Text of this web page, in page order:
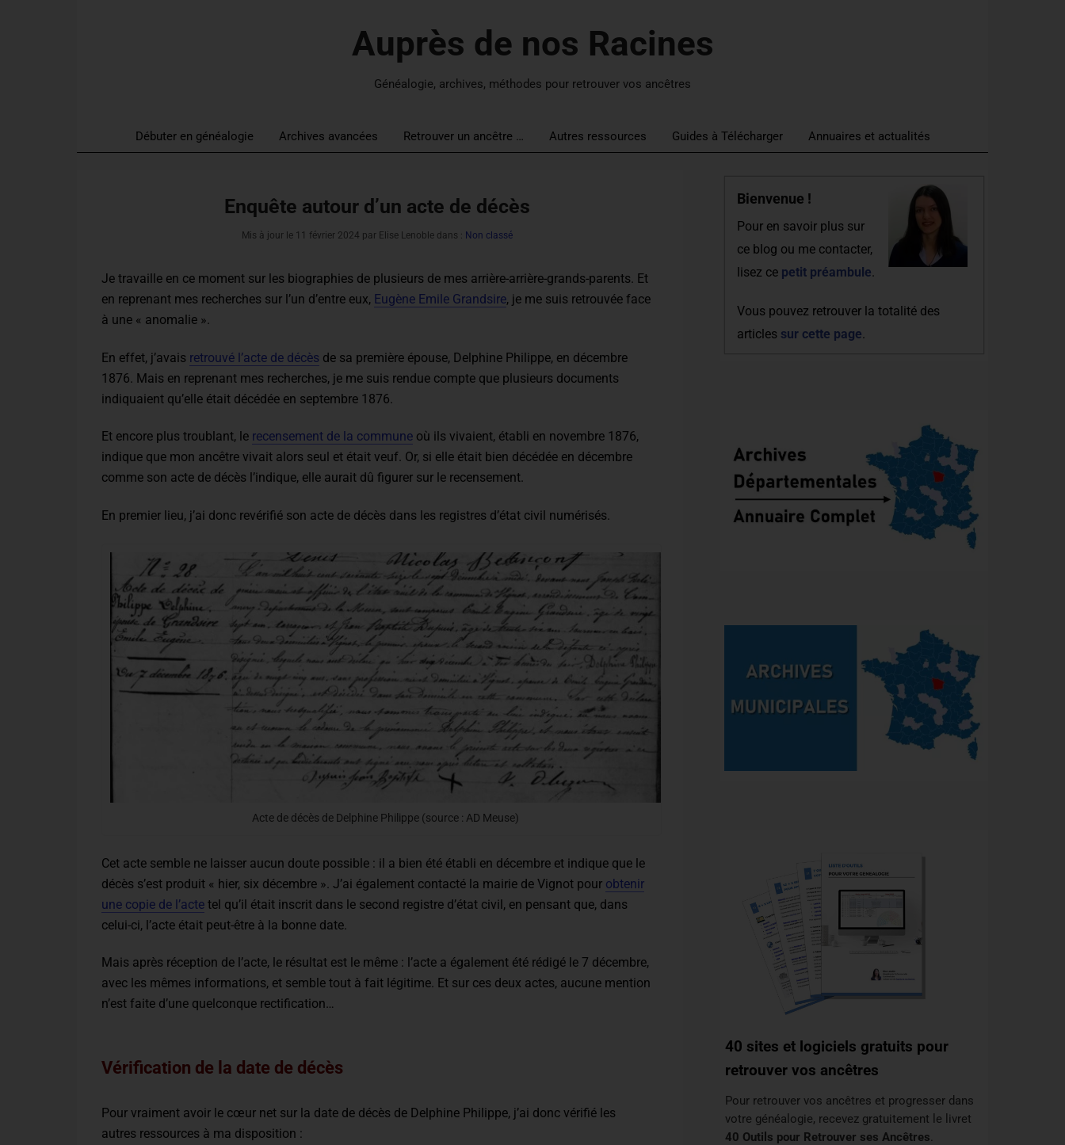
Auprès de nos Racines
Généalogie, archives, méthodes pour retrouver vos ancêtres
Débuter en généalogie Archives avancées Retrouver un ancêtre … Autres ressources Guides à Télécharger Annuaires et actualités
Enquête autour d’un acte de décès
Mis à jour le 11 février 2024 par Elise Lenoble dans : Non classé
Je travaille en ce moment sur les biographies de plusieurs de mes arrière-arrière-grands-parents. Et
en reprenant mes recherches sur l’un d’entre eux, Eugène Emile Grandsire, je me suis retrouvée face
à une « anomalie ».
En effet, j’avais retrouvé l’acte de décès de sa première épouse, Delphine Philippe, en décembre
1876. Mais en reprenant mes recherches, je me suis rendue compte que plusieurs documents
indiquaient qu’elle était décédée en septembre 1876.
Et encore plus troublant, le recensement de la commune où ils vivaient, établi en novembre 1876,
indique que mon ancêtre vivait alors seul et était veuf. Or, si elle était bien décédée en décembre
comme son acte de décès l’indique, elle aurait dû figurer sur le recensement.
En premier lieu, j’ai donc revérifié son acte de décès dans les registres d’état civil numérisés.
Acte de décès de Delphine Philippe (source : AD Meuse)
Cet acte semble ne laisser aucun doute possible : il a bien été établi en décembre et indique que le
décès s’est produit « hier, six décembre ». J’ai également contacté la mairie de Vignot pour obtenir
une copie de l’acte tel qu’il était inscrit dans le second registre d’état civil, en pensant que, dans
celui-ci, l’acte était peut-être à la bonne date.
Mais après réception de l’acte, le résultat est le même : l’acte a également été rédigé le 7 décembre,
avec les mêmes informations, et semble tout à fait légitime. Et sur ces deux actes, aucune mention
n’est faite d’une quelconque rectification…
Vérification de la date de décès
Pour vraiment avoir le cœur net sur la date de décès de Delphine Philippe, j’ai donc vérifié les
autres ressources à ma disposition :
Bienvenue !
Pour en savoir plus sur
ce blog ou me contacter,
lisez ce petit préambule.
Vous pouvez retrouver la totalité des
articles sur cette page.
40 sites et logiciels gratuits pour
retrouver vos ancêtres
Pour retrouver vos ancêtres et progresser dans
votre généalogie, recevez gratuitement le livret
40 Outils pour Retrouver ses Ancêtres.